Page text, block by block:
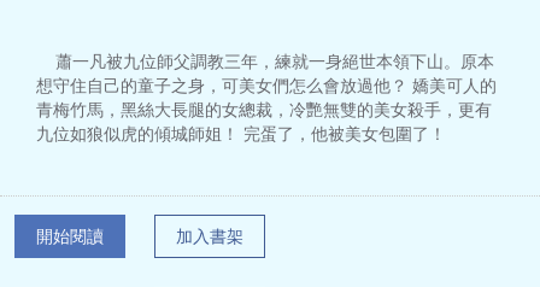
蕭一凡被九位師父調教三年，練就一身絕世本領下山。原本
想守住自己的童子之身，可美女們怎么會放過他？ 嬌美可人的
青梅竹馬，黑絲大長腿的女總裁，冷艷無雙的美女殺手，更有
九位如狼似虎的傾城師姐！ 完蛋了，他被美女包圍了！
開始閱讀 加入書架